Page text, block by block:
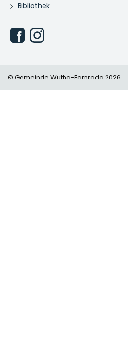
Bibliothek
© Gemeinde Wutha-Farnroda 2026